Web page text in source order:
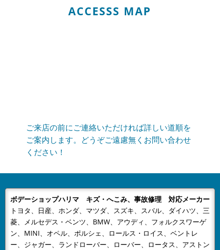
ハリマでは、誠に勝手ながら下記...
当社はGW休業は5月3日～5月6日までとなりますご不便
をおかけいたしますが、何卒ご容赦下さい。
2024/12/23 NEWS
年末年始の営業のお知らせ平素は格別のお引き立てをい
ただき厚くお礼申し上げます。有限会社ボデーショップ
ハリマでは、誠に勝手ながら下記...
2024/08/09 NEWS
夏季休業のおしらせ
平素は格別のお引き立てをいただき厚くお礼申し上げま
ACCESSS MAP
ご来店の前にご連絡いただければ詳しい道順を
ご案内します。どうぞご遠慮無くお問い合わせ
ください！
ボデーショップハリマ キズ・へこみ、事故修理 対応メーカー
トヨタ、日産、ホンダ、マツダ、スズキ、スバル、ダイハツ、三
菱、メルセデス・ベンツ、BMW、アウディ、フォルクスワーゲ
ン、MINI、オペル、ポルシェ、ロールス・ロイス、ベントレ
ー、ジャガー、ランドローバー、ローバー、ロータス、アストン